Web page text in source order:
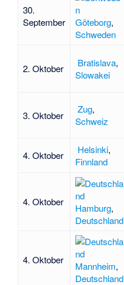
30.
September
Göteborg,
Schweden
2. Oktober Bratislava,
Slowakei
3. Oktober
Zug,
Schweiz
4. Oktober Helsinki,
Finnland
4. Oktober
Hamburg,
Deutschland
4. Oktober
Mannheim,
Deutschland